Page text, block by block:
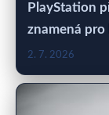
PlayStation
znamená pro
2. 7. 2026